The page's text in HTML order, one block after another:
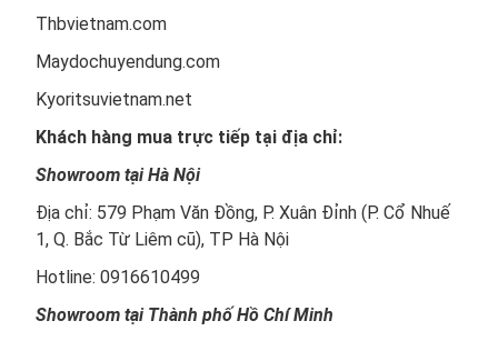
Thbvietnam.com
Maydochuyendung.com
Kyoritsuvietnam.net
Khách hàng mua trực tiếp tại địa chỉ:
Showroom tại Hà Nội
Địa chỉ: 579 Phạm Văn Đồng, P. Xuân Đỉnh (P. Cổ Nhuế
1, Q. Bắc Từ Liêm cũ), TP Hà Nội
Hotline: 0916610499
Showroom tại Thành phố Hồ Chí Minh